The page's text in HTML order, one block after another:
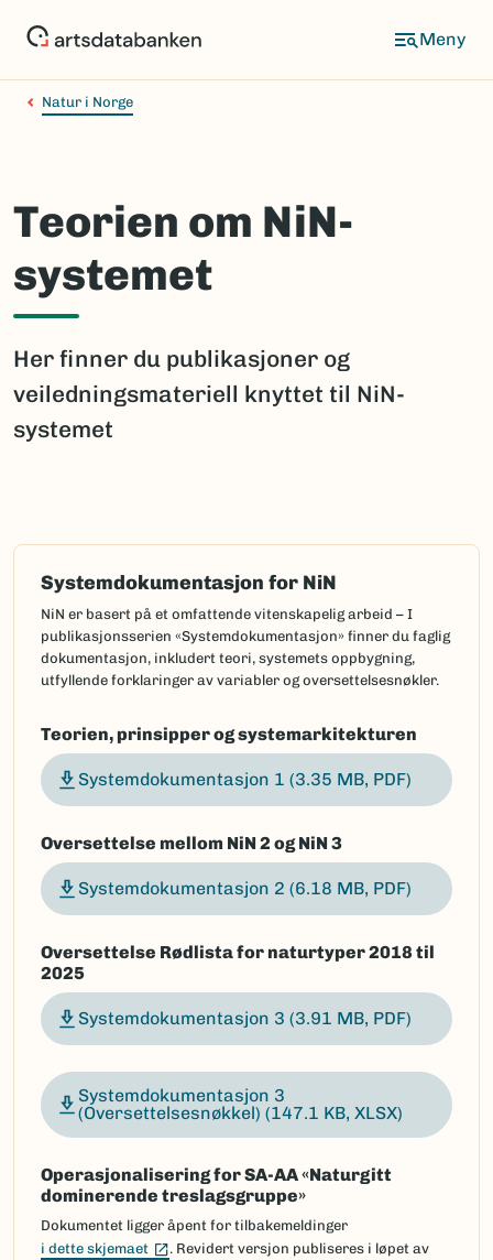
Natur i Norge
Teorien om NiN-
systemet
Her finner du publikasjoner og
veiledningsmateriell knyttet til NiN-
systemet
Systemdokumentasjon for NiN
NiN er basert på et omfattende vitenskapelig arbeid – I
publikasjonsserien «Systemdokumentasjon» finner du faglig
dokumentasjon, inkludert teori, systemets oppbygning,
utfyllende forklaringer av variabler og oversettelsesnøkler.
Teorien, prinsipper og systemarkitekturen
Systemdokumentasjon 1 (3.35 MB, PDF)
Oversettelse mellom NiN 2 og NiN 3
Systemdokumentasjon 2 (6.18 MB, PDF)
Oversettelse Rødlista for naturtyper 2018 til
2025
Systemdokumentasjon 3 (3.91 MB, PDF)
Systemdokumentasjon 3
(Oversettelsesnøkkel) (147.1 KB, XLSX)
Operasjonalisering for SA-AA «Naturgitt
dominerende treslagsgruppe»
Dokumentet ligger åpent for tilbakemeldinger
i dette skjemaet
(Ekstern lenke)
. Revidert versjon publiseres i løpet av